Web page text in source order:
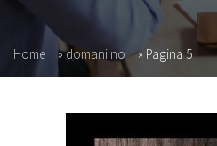
Home »domani no » Pagina 5